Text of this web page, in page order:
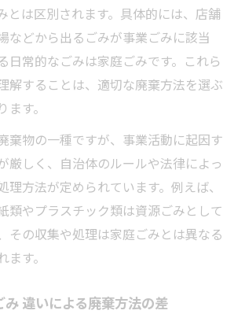
とは区別されます。具体的には、店舗
などから出るごみが事業ごみに該当
日常的なごみは家庭ごみです。これら
解することは、適切な廃棄方法を選ぶ
す。
棄物の一種ですが、事業活動に起因す
厳しく、自治体のルールや法律によっ
理方法が定められています。例えば、
類やプラスチック類は資源ごみとして
その収集や処理は家庭ごみとは異なる
す。
み 違いによる廃棄方法の差